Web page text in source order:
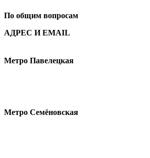
По общим вопросам
АДРЕС И EMAIL
Метро Павелецкая
Метро Семёновская